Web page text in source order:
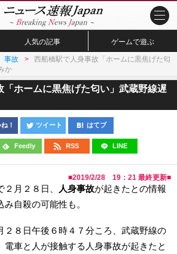
人気の記事 ゲームで遊ぶ
事故
西船橋駅で人身事故「ホームに黒焦げた匂
か
「ホームに黒焦げた匂い」武蔵野線遅
！ ツイート はてブ
Feedly RSS LINE
■2019/2/28 19：21 最終更新■
２月２８日、 人身事故が起きたとの情報
自殺の可能性も。
２８日午後６時４７分ころ、武蔵野線の
電車と人が接触する人身事故が起きたと